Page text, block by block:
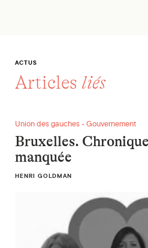
ACTUS
Articles liés
Bruxelles. Chronique d’une
Union des gauches • Gouvernement
Bruxelles.
manquée
HENRI GOLDMAN